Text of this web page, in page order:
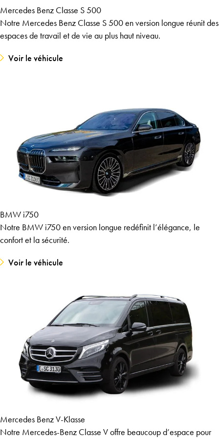
Mercedes Benz Classe S 500
Notre Mercedes Benz Classe S 500 en version longue réunit des
espaces de travail et de vie au plus haut niveau.
Voir le véhicule
BMW i750
Notre BMW i750 en version longue redéfinit l’élégance, le
confort et la sécurité.
Voir le véhicule
Mercedes Benz V-Klasse
Notre Mercedes-Benz Classe V offre beaucoup d’espace pour